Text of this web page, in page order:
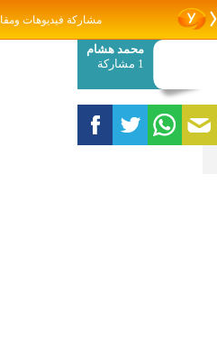
مشاركة فيديوهات
محمد هشام
1 مشاركة